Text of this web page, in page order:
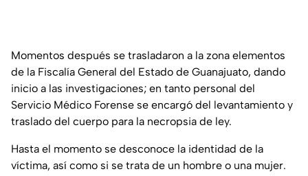
Momentos después se trasladaron a la zona elementos
de la Fiscalía General del Estado de Guanajuato, dando
inicio a las investigaciones; en tanto personal del
Servicio Médico Forense se encargó del levantamiento y
traslado del cuerpo para la necropsia de ley.
Hasta el momento se desconoce la identidad de la
víctima, así como si se trata de un hombre o una mujer.